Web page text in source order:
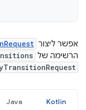
אפשר ליצור
הרשימה של
Kotlin
Java